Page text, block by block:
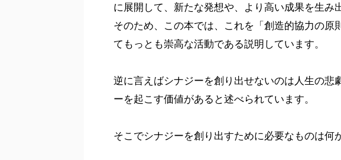
に展開して、新たな発想や、より高い成果を生み
そのため、この本では、これを「創造的協力の原
てもっとも崇高な活動である説明しています。
逆に言えばシナジーを創り出せないのは人生の悲
ーを起こす価値があると述べられています。
そこでシナジーを創り出すために必要なものは何